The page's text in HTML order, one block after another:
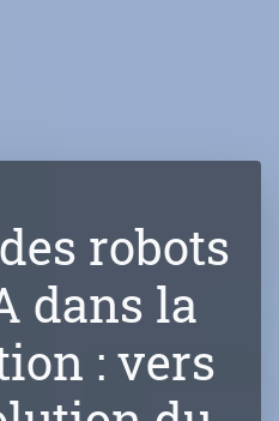
robots
dans la
: vers